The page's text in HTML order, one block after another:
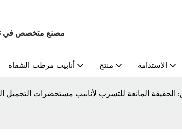
مصنع متخصص في
أنابيب مرطب الشفاه منتج الاستدامة
المانعة للتسرب لأنابيب مستحضرات